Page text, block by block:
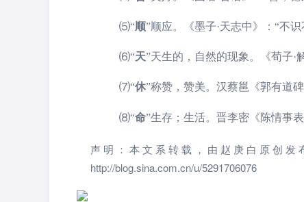
⑸“顺”顺应。《墨子·天志中》：“不
⑹“天”天生的，自然的现象。《荀子·
⑺“休”称赞，赞美。汉蔡邕《郭有道
⑻“命”生存；生活。晋李密《陈情事
声明：本文系转载，由赵庚白原创发
http://blog.sina.com.cn/u/5291706076